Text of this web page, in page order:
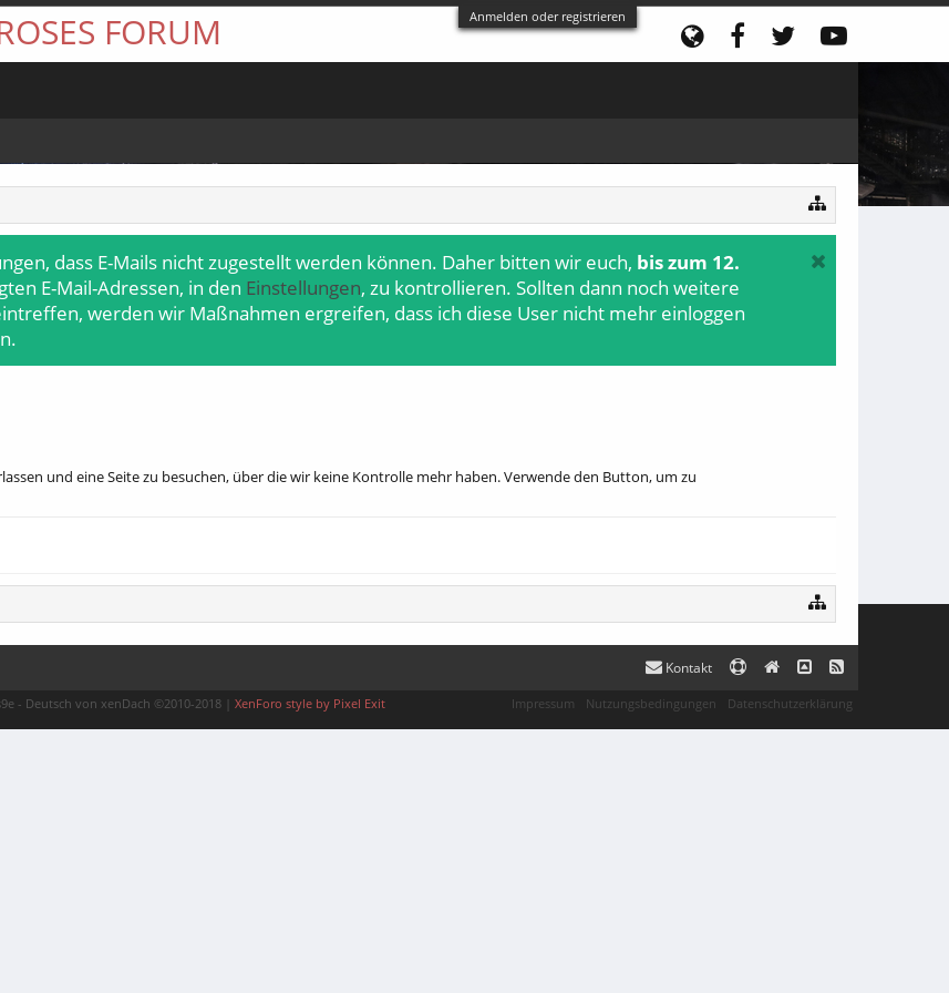
Anmelden oder registrieren
dass E-Mails nicht zugestellt werden können. Daher bitten wir euch, bis zum 12.
E-Mail-Adressen, in den Einstellungen, zu kontrollieren. Sollten dann noch weitere
werden wir Maßnahmen ergreifen, dass ich diese User nicht mehr einloggen
und eine Seite zu besuchen, über die wir keine Kontrolle mehr haben. Verwende den Button, um zu
FORUM
Kontakt
Impressum Nutzungsbedingungen Datenschutzerklärung
- Deutsch von xenDach ©2010-2018 XenForo style by Pixel Exit